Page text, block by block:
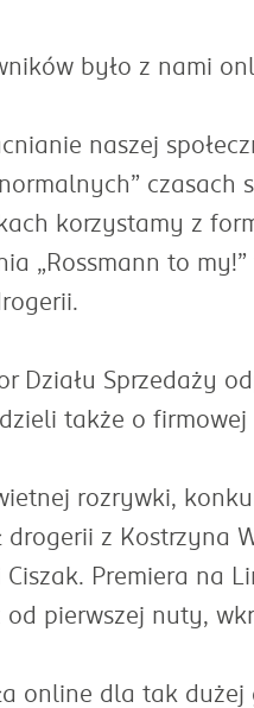
było z nami
naszej
korzystamy z
„Rossmann to
Działu Sprzedaży
także o
rozrywki,
drogerii z Kostrzyna
Premiera na
pierwszej nuty,
online dla tak